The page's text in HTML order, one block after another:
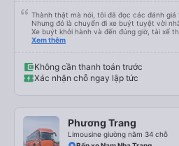
Thành thật mà nói, tôi đã đọc các đánh giá
Nhưng đó là chuyến đi xe buýt tuyệt vời
Xe buýt khởi hành và đến đúng giờ, tài xế
dù vẫn hơi xóc, nhưng đó là đặc trưng của
Xem thêm
Không cần thanh toán trước
Xác nhận chỗ ngay lập tức
Phương Trang
Limousine giường nằm 34 chỗ